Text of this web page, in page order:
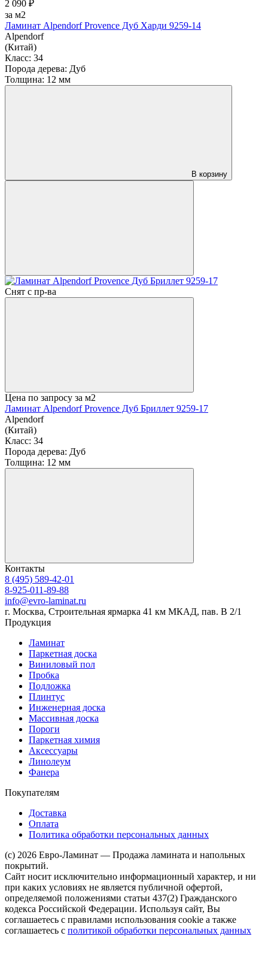
2 090 ₽
за м2
Ламинат Alpendorf Provence Дуб Харди 9259-14
Alpendorf
(Китай)
Класс: 34
Порода дерева: Дуб
Толщина: 12 мм
В корзину
Снят с пр-ва
Цена по запросу за м2
Ламинат Alpendorf Provence Дуб Бриллет 9259-17
Alpendorf
(Китай)
Класс: 34
Порода дерева: Дуб
Толщина: 12 мм
Контакты
8 (495) 589-42-01
8-925-011-89-88
info@evro-laminat.ru
г. Москва, Строительная ярмарка 41 км МКАД, пав. В 2/1
Продукция
Ламинат
Паркетная доска
Виниловый пол
Пробка
Подложка
Плинтус
Инженерная доска
Массивная доска
Пороги
Паркетная химия
Аксессуары
Линолеум
Фанера
Покупателям
Доставка
Оплата
Политика обработки персональных данных
(c) 2026 Евро-Ламинат — Продажа ламината и напольных
покрытий.
Сайт носит исключительно информационный характер, и ни
при каких условиях не является публичной офертой,
определяемой положениями статьи 437(2) Гражданского
кодекса Российской Федерации. Используя сайт, Вы
соглашаетесь с правилами использования cookie а также
соглашаетесь с политикой обработки персональных данных